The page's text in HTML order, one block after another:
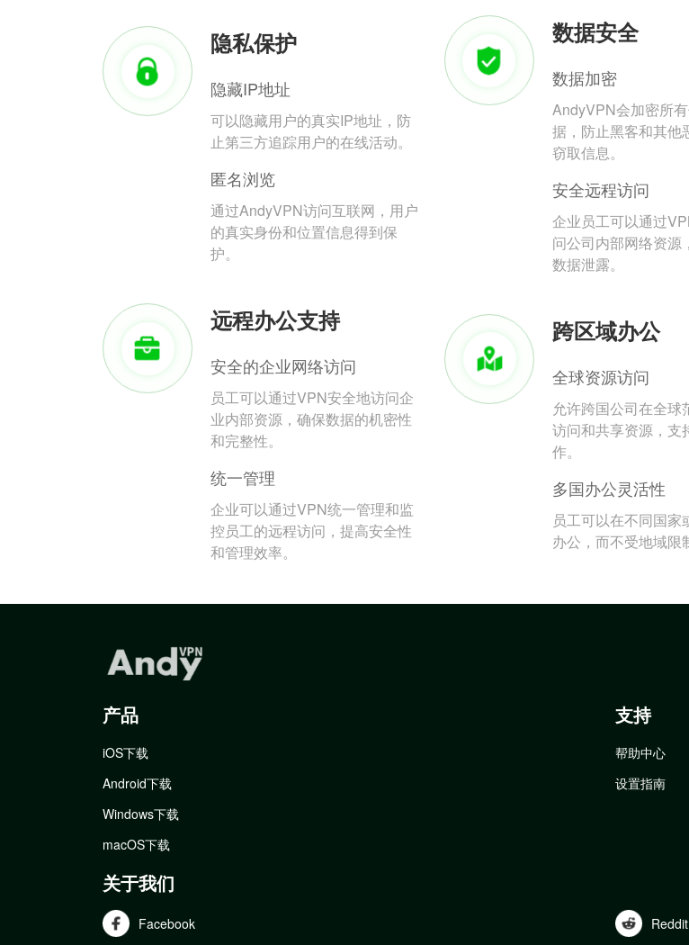
隐私保护
隐藏IP地址
可以隐藏用户的真实IP地址，防
止第三方追踪用户的在线活动。
匿名浏览
通过AndyVPN访问互联网，用户
的真实身份和位置信息得到保
护。
数据安全
数据加密
AndyVPN会加密所
据，防止黑客和其他
窃取信息。
安全远程访问
企业员工可以通过
问公司内部网络资源
数据泄露。
远程办公支持
安全的企业网络访问
员工可以通过VPN安全地访问企
业内部资源，确保数据的机密性
和完整性。
统一管理
企业可以通过VPN统一管理和监
控员工的远程访问，提高安全性
和管理效率。
跨区域办公
全球资源访问
允许跨国公司在全球
访问和共享资源，支
作。
多国办公灵活性
员工可以在不同国家
办公，而不受地域限
产品
iOS下载
Android下载
Windows下载
macOS下载
支持
帮助中心
设置指南
关于我们
Facebook Reddit